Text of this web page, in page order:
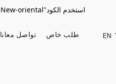
للحصول على خصم %10 "New-oriental"استخدم الكود
تواصل معانا طلب خاص EN